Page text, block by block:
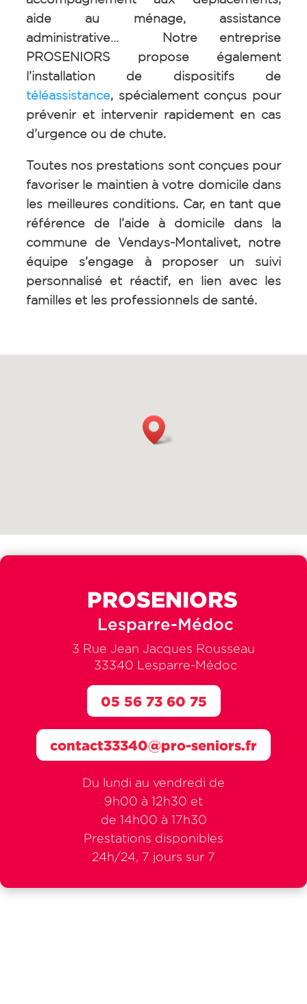
aide au ménage, assistance
administrative… Notre entreprise
PROSENIORS propose également
l’installation de dispositifs de
téléassistance, spécialement conçus pour
prévenir et intervenir rapidement en cas
d’urgence ou de chute.
Toutes nos prestations sont conçues pour
favoriser le maintien à votre domicile dans
les meilleures conditions. Car, en tant que
référence de l’aide à domicile dans la
commune de Vendays-Montalivet, notre
équipe s’engage à proposer un suivi
personnalisé et réactif, en lien avec les
familles et les professionnels de santé.
PROSENIORS
Lesparre-Médoc
3 Rue Jean Jacques Rousseau
33340 Lesparre-Médoc
Du lundi au vendredi de
9h00 à 12h30 et
de 14h00 à 17h30
Prestations disponibles
24h/24, 7 jours sur 7
contact33340@pro-seniors.fr
05 56 73 60 75